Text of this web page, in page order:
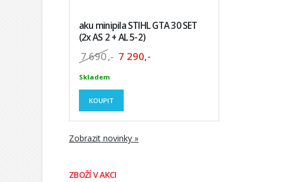
aku minipila STIHL GTA 30 SET
(2x AS 2 + AL 5-2)
7 690,- 7 290,-
Skladem
KOUPIT
Zobrazit novinky »
ZBOŽÍ V AKCI